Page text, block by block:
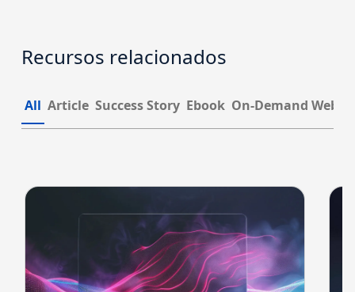
Recursos relacionados
All Article Success Story Ebook On-Demand